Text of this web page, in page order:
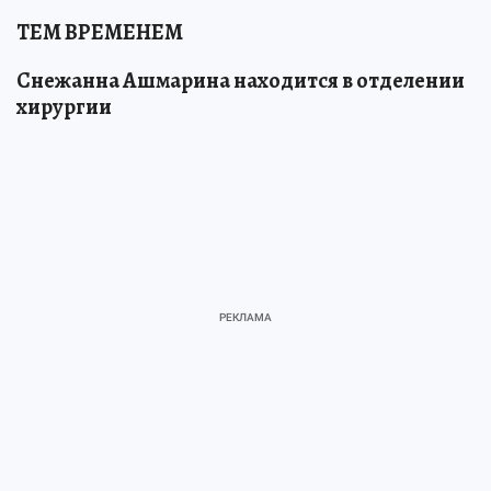
ТЕМ ВРЕМЕНЕМ
Снежанна Ашмарина находится в отделении
хирургии